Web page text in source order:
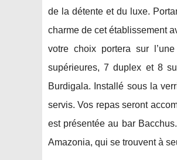
de la détente et du luxe.
charme de cet établissement
votre choix portera sur
supérieures, 7 duplex et 8
Burdigala. Installé sous la
servis. Vos repas seront
est présentée au bar
Amazonia, qui se trouvent à